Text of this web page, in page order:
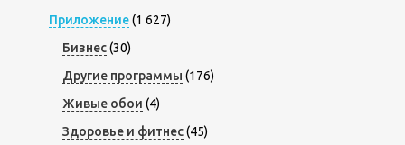
Приложение(1 627)
Бизнес(30)
Другие программы (176)
Живые обои (4)
Здоровье и фитнес(45)